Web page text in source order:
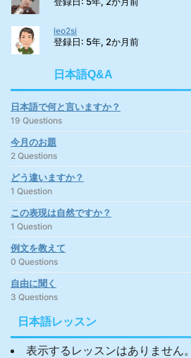
leo2si
登録日: 5年, 2か月前
日本語Q&A
日本語で何と言いますか？
19 Questions
今月のお題
2 Questions
どう違いますか？
1 Question
この表現は自然ですか？
1 Question
例文を教えて
0 Questions
自由に聞く
3 Questions
日本語レッスン
表示するレッスンはありません。